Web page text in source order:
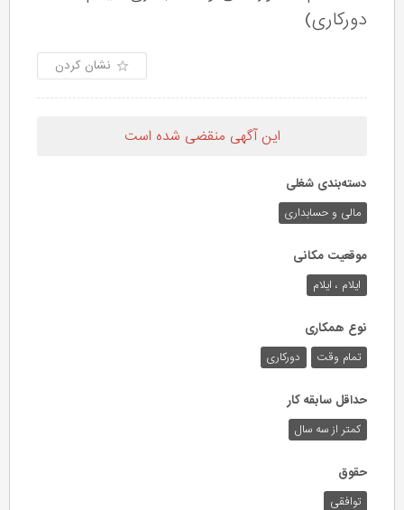
دورکاری)
نشان کردن
این آگهی منقضی شده است
دسته‌بندی شغلی
مالی و حسابداری
موقعیت مکانی
ایلام ، ایلام
نوع همکاری
تمام وقت دورکاری
حداقل سابقه کار
کمتر از سه سال
حقوق
توافقی